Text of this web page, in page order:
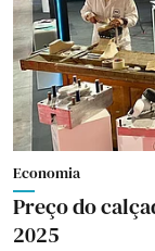
Economia
Preço do
2025